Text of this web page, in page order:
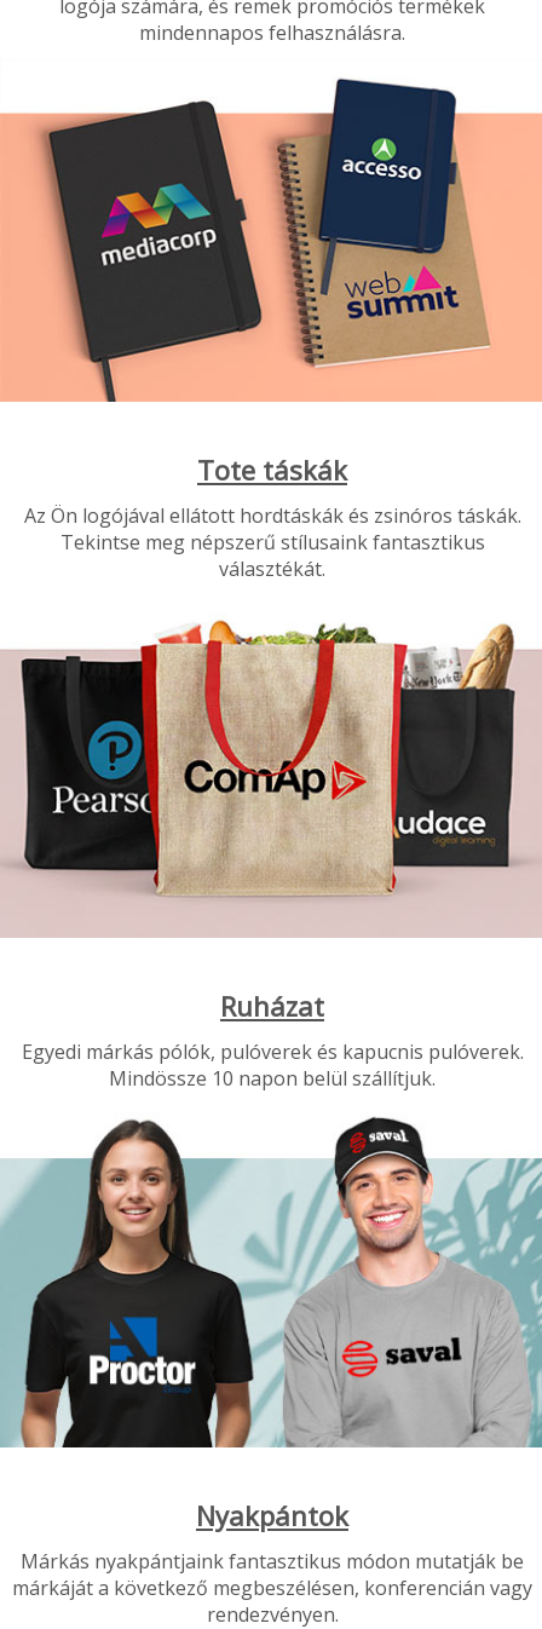
logója számára, és remek promóciós termékek
mindennapos felhasználásra.
Tote táskák
Az Ön logójával ellátott hordtáskák és zsinóros táskák.
Tekintse meg népszerű stílusaink fantasztikus
választékát.
Ruházat
Egyedi márkás pólók, pulóverek és kapucnis pulóverek.
Mindössze 10 napon belül szállítjuk.
Nyakpántok
Márkás nyakpántjaink fantasztikus módon mutatják be
márkáját a következő megbeszélésen, konferencián vagy
rendezvényen.